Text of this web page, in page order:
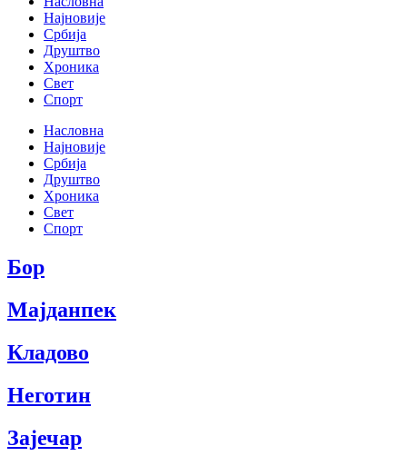
Најновије
Србија
Друштво
Хроника
Свет
Спорт
Насловна
Најновије
Србија
Друштво
Хроника
Свет
Спорт
Бор
Мајданпек
Кладово
Неготин
Зајечар